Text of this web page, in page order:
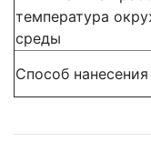
температура
среды
Способ нанесения